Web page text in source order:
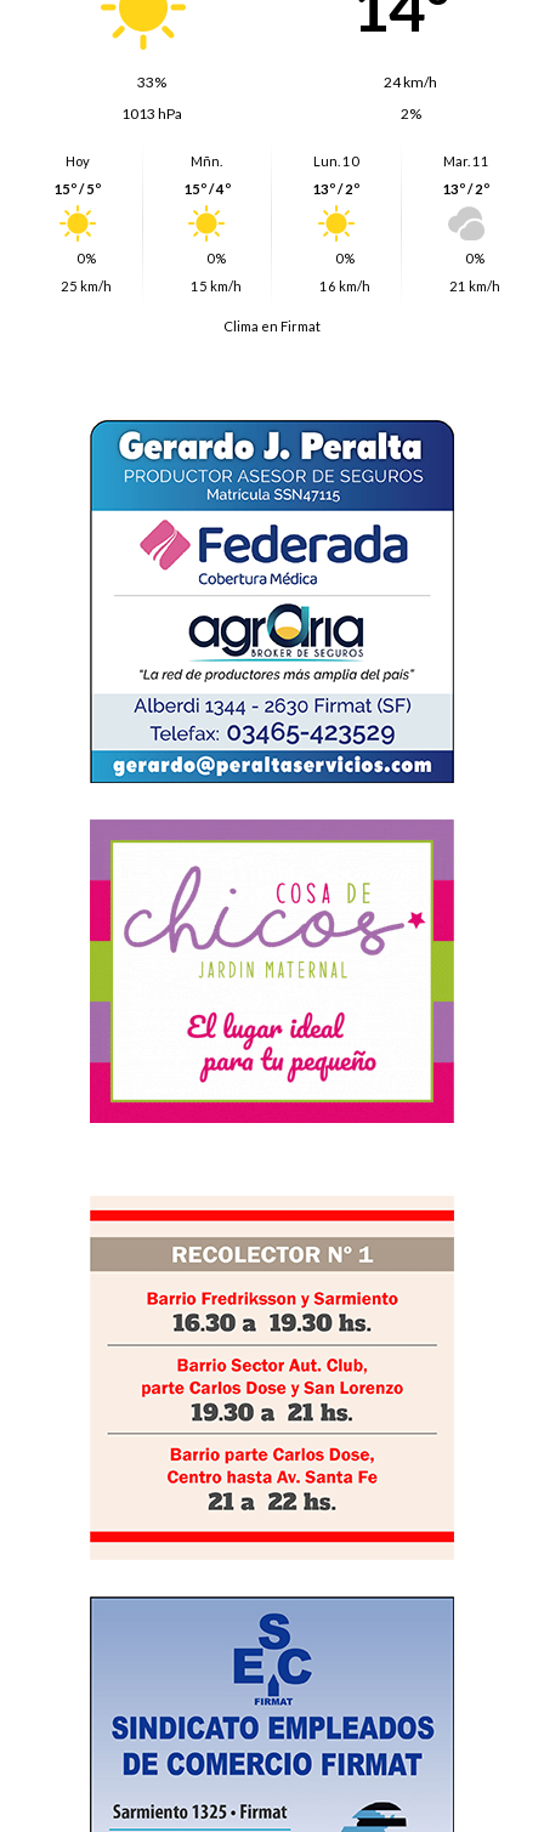
33%
24 km/h
1013 hPa
2%
Hoy
15º / 5º
0%
25 km/h
Mñn.
15º / 4º
0%
15 km/h
Lun. 10
13º / 2º
0%
16 km/h
Mar. 11
13º / 2º
0%
21 km/h
Clima en Firmat